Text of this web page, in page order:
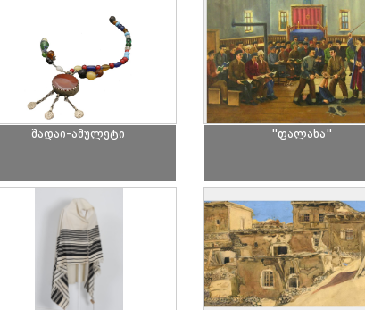
შადაი-ამულეტი "ფალახა"